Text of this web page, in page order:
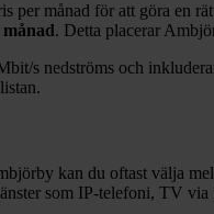
per månad för att göra en
. Detta placerar
s nedströms och
kan du oftast välja
som IP-telefoni, TV via